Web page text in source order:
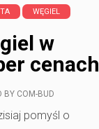
WĘGIEL
w
cenach
BY COM-BUD
pomyśl o